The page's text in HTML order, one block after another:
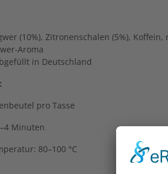
(10%), Zitronenschalen (5%),
Aroma
in Deutschland
pro Tasse
Minuten
80–100 °C